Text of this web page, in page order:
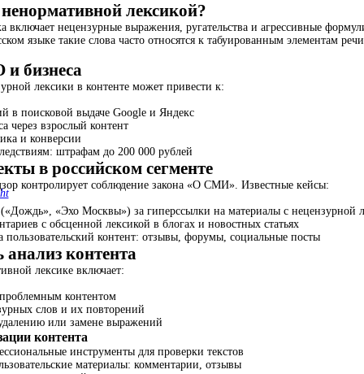
лексикой?
включает нецензурные выражения, ругательства и агрессивные
языке такие слова часто относятся к табуированным элементам
и бизнеса
лексики в контенте может привести к:
в поисковой выдаче Google и Яндекс
через взрослый контент
и конверсии
штрафам до 200 000 рублей
в российском сегменте
контролирует соблюдение закона «О СМИ». Известные кейсы:
«Эхо Москвы») за гиперссылки на материалы с нецензурной
с обсценной лексикой в блогах и новостных статьях
пользовательский контент: отзывы, форумы, социальные посты
контента
лексике включает:
контентом
слов и их повторений
или замене выражений
контента
инструменты для проверки текстов
материалы: комментарии, отзывы